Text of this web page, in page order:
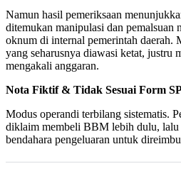
‎Namun hasil pemeriksaan
ditemukan manipulasi dan pemalsuan
oknum di internal pemerintah daerah.
yang seharusnya diawasi ketat, justru
mengakali anggaran.
‎Nota Fiktif & Tidak Sesuai Form
Modus operandi terbilang sistematis.
diklaim membeli BBM lebih dulu, lalu
bendahara pengeluaran untuk